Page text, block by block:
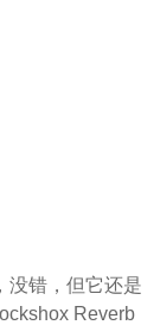
没错，但它还是
Reverb